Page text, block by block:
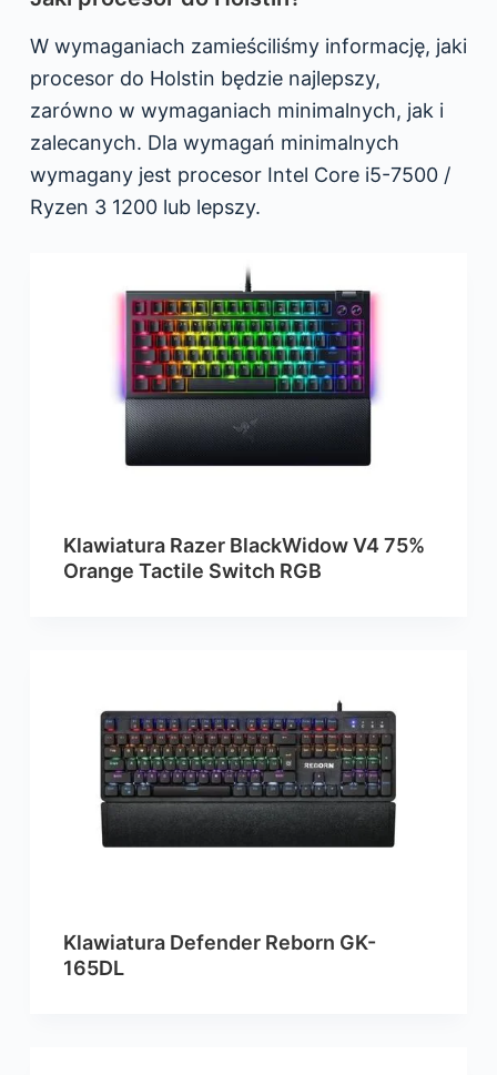
W wymaganiach zamieściliśmy informację, jaki
procesor do Holstin będzie najlepszy,
zarówno w wymaganiach minimalnych, jak i
zalecanych. Dla wymagań minimalnych
wymagany jest procesor Intel Core i5-7500 /
Ryzen 3 1200 lub lepszy.
Klawiatura Razer BlackWidow V4 75%
Orange Tactile Switch RGB
Klawiatura Defender Reborn GK-
165DL